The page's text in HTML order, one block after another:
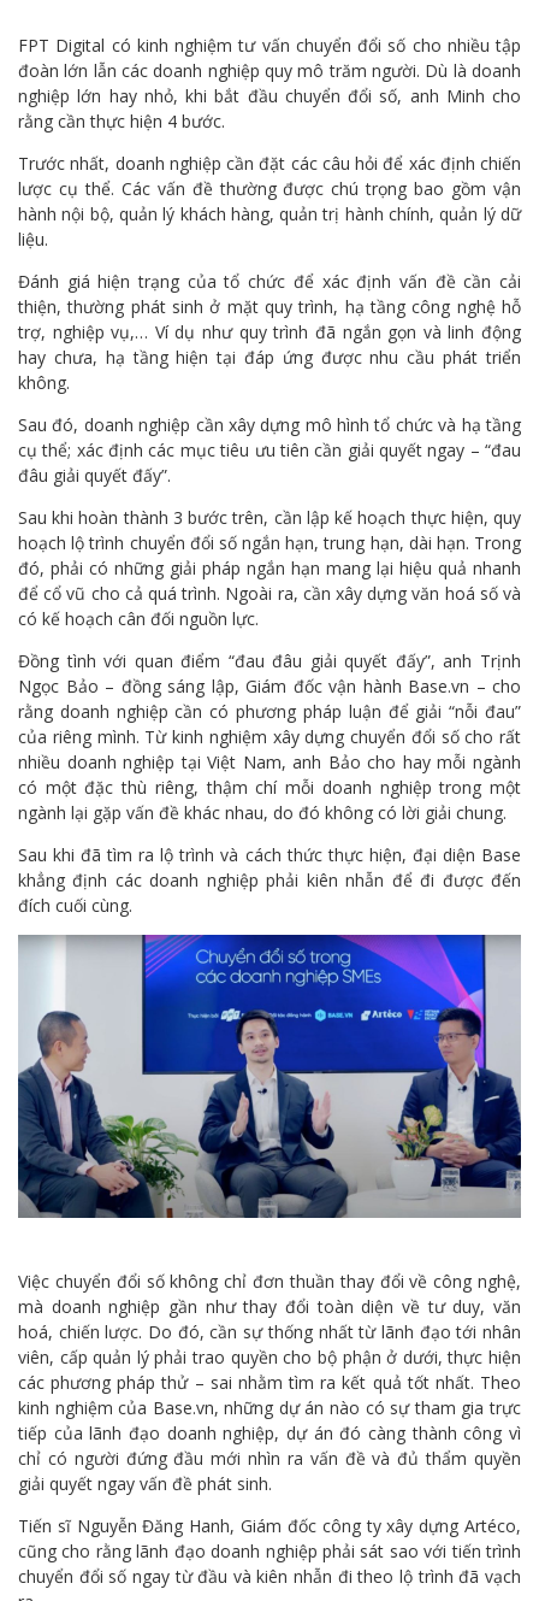
FPT Digital có kinh nghiệm tư vấn chuyển đổi số cho nhiều tập
đoàn lớn lẫn các doanh nghiệp quy mô trăm người. Dù là doanh
nghiệp lớn hay nhỏ, khi bắt đầu chuyển đổi số, anh Minh cho
rằng cần thực hiện 4 bước.
Trước nhất, doanh nghiệp cần đặt các câu hỏi để xác định chiến
lược cụ thể. Các vấn đề thường được chú trọng bao gồm vận
hành nội bộ, quản lý khách hàng, quản trị hành chính, quản lý dữ
liệu.
Đánh giá hiện trạng của tổ chức để xác định vấn đề cần cải
thiện, thường phát sinh ở mặt quy trình, hạ tầng công nghệ hỗ
trợ, nghiệp vụ,… Ví dụ như quy trình đã ngắn gọn và linh động
hay chưa, hạ tầng hiện tại đáp ứng được nhu cầu phát triển
không.
Sau đó, doanh nghiệp cần xây dựng mô hình tổ chức và hạ tầng
cụ thể; xác định các mục tiêu ưu tiên cần giải quyết ngay – “đau
đâu giải quyết đấy”.
Sau khi hoàn thành 3 bước trên, cần lập kế hoạch thực hiện, quy
hoạch lộ trình chuyển đổi số ngắn hạn, trung hạn, dài hạn. Trong
đó, phải có những giải pháp ngắn hạn mang lại hiệu quả nhanh
để cổ vũ cho cả quá trình. Ngoài ra, cần xây dựng văn hoá số và
có kế hoạch cân đối nguồn lực.
Đồng tình với quan điểm “đau đâu giải quyết đấy”, anh Trịnh
Ngọc Bảo – đồng sáng lập, Giám đốc vận hành Base.vn – cho
rằng doanh nghiệp cần có phương pháp luận để giải “nỗi đau”
của riêng mình. Từ kinh nghiệm xây dựng chuyển đổi số cho rất
nhiều doanh nghiệp tại Việt Nam, anh Bảo cho hay mỗi ngành
có một đặc thù riêng, thậm chí mỗi doanh nghiệp trong một
ngành lại gặp vấn đề khác nhau, do đó không có lời giải chung.
Sau khi đã tìm ra lộ trình và cách thức thực hiện, đại diện Base
khẳng định các doanh nghiệp phải kiên nhẫn để đi được đến
đích cuối cùng.
Việc chuyển đổi số không chỉ đơn thuần thay đổi về công nghệ,
mà doanh nghiệp gần như thay đổi toàn diện về tư duy, văn
hoá, chiến lược. Do đó, cần sự thống nhất từ lãnh đạo tới nhân
viên, cấp quản lý phải trao quyền cho bộ phận ở dưới, thực hiện
các phương pháp thử – sai nhằm tìm ra kết quả tốt nhất. Theo
kinh nghiệm của Base.vn, những dự án nào có sự tham gia trực
tiếp của lãnh đạo doanh nghiệp, dự án đó càng thành công vì
chỉ có người đứng đầu mới nhìn ra vấn đề và đủ thẩm quyền
giải quyết ngay vấn đề phát sinh.
Tiến sĩ Nguyễn Đăng Hanh, Giám đốc công ty xây dựng Artéco,
cũng cho rằng lãnh đạo doanh nghiệp phải sát sao với tiến trình
chuyển đổi số ngay từ đầu và kiên nhẫn đi theo lộ trình đã vạch